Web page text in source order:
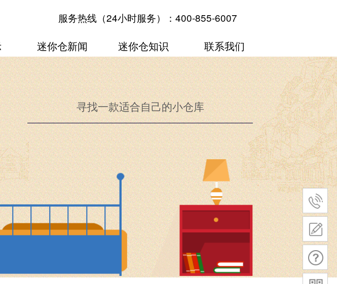
迷你仓新闻 迷你仓知识 联系我们
服务热线 （24小时服务） ： 400-855-6007
寻找一款适合自己的小仓库